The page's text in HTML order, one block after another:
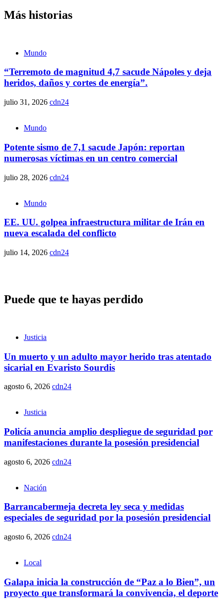
Más historias
Mundo
“Terremoto de magnitud 4,7 sacude Nápoles y deja
heridos, daños y cortes de energía”.
julio 31, 2026 cdn24
Mundo
Potente sismo de 7,1 sacude Japón: reportan
numerosas víctimas en un centro comercial
julio 28, 2026 cdn24
Mundo
EE. UU. golpea infraestructura militar de Irán en
nueva escalada del conflicto
julio 14, 2026 cdn24
Puede que te hayas perdido
Justicia
Un muerto y un adulto mayor herido tras atentado
sicarial en Evaristo Sourdis
agosto 6, 2026 cdn24
Justicia
Policía anuncia amplio despliegue de seguridad por
manifestaciones durante la posesión presidencial
agosto 6, 2026 cdn24
Nación
Barrancabermeja decreta ley seca y medidas
especiales de seguridad por la posesión presidencial
agosto 6, 2026 cdn24
Local
Galapa inicia la construcción de “Paz a lo Bien”, un
proyecto que transformará la convivencia, el deporte